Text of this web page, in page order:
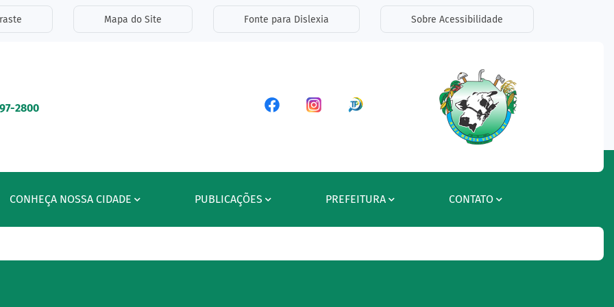
de acessibilidade
Mapa do Site Fonte para Dislexia Sobre Acessibilidade
2800 Acessar a Rede Social Facebook
Acessar a Rede Social Instagram
Acessar a Rede Social Radar
CONHEÇA NOSSA CIDADE PUBLICAÇÕES PREFEITURA CONTATO